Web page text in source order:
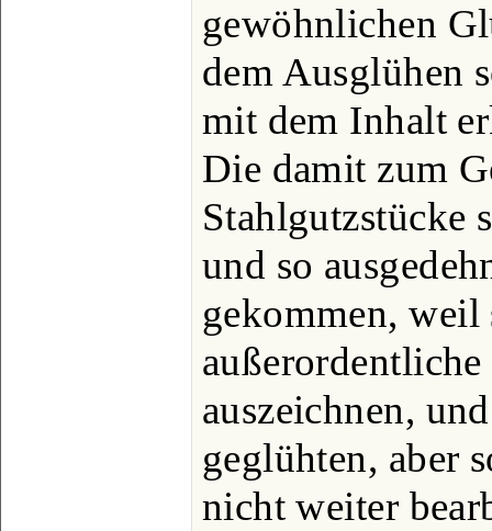
gewöhnlichen
dem Ausglühen
mit dem Inhalt
Die damit zum
Stahlgutzstücke
und so
gekommen, weil
auszeichnen,
geglühten, aber
nicht weiter